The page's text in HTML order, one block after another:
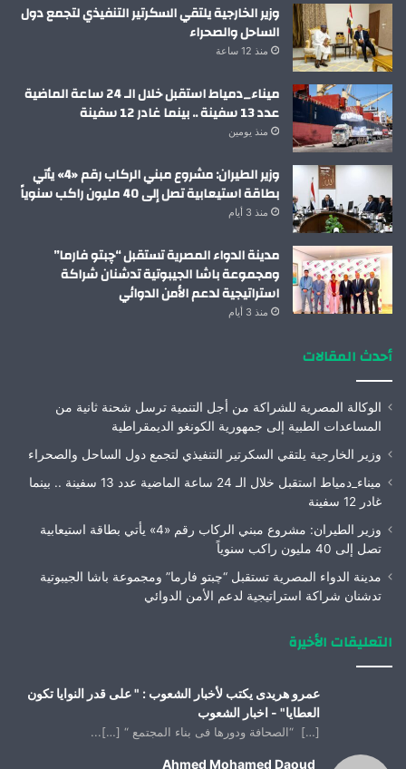
وزير الخارجية يلتقي السكرتير التنفيذي لتجمع دول
الساحل والصحراء
منذ 12 ساعة
ميناء_دمياط استقبل خلال الـ 24 ساعة الماضية
عدد 13 سفينة .. بينما غادر 12 سفينة
منذ يومين
وزير الطيران: مشروع مبني الركاب رقم «4» يأتي
بطاقة استيعابية تصل إلى 40 مليون راكب سنوياً
منذ 3 أيام
مدينة الدواء المصرية تستقبل “چبتو فارما”
ومجموعة باشا الجيبوتية تدشنان شراكة
استراتيجية لدعم الأمن الدوائي
منذ 3 أيام
أحدث المقالات
الوكالة المصرية للشراكة من أجل التنمية ترسل شحنة ثانية من
المساعدات الطبية إلى جمهورية الكونغو الديمقراطية
وزير الخارجية يلتقي السكرتير التنفيذي لتجمع دول الساحل والصحراء
ميناء_دمياط استقبل خلال الـ 24 ساعة الماضية عدد 13 سفينة .. بينما
غادر 12 سفينة
وزير الطيران: مشروع مبني الركاب رقم «4» يأتي بطاقة استيعابية
تصل إلى 40 مليون راكب سنوياً
مدينة الدواء المصرية تستقبل “چبتو فارما” ومجموعة باشا الجيبوتية
تدشنان شراكة استراتيجية لدعم الأمن الدوائي
التعليقات الأخيرة
عمرو هريدى يكتب لأخبار الشعوب : " على قدر النوايا تكون
العطايا" - اخبار الشعوب
[…] “الصحافة ودورها فى بناء المجتمع “ […]...
Ahmed Mohamed Daoud